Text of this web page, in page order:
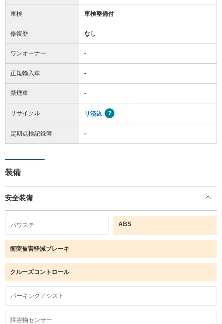
車検 車検整備付
修復歴 なし
ワンオーナー -
正規輸入車 -
禁煙車 -
リサイクル リ済込
定期点検記録簿 -
装備
安全装備
パワステ ABS
衝突被害軽減ブレーキ
クルーズコントロール
パーキングアシスト
障害物センサー